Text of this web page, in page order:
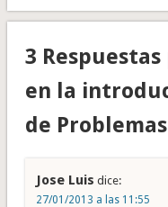
3
en la
de
Jose Luis dice:
27/01/2013 a las 11:55